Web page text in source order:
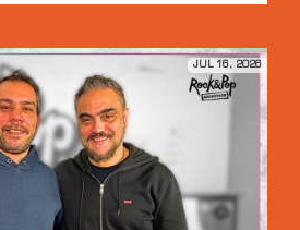
JUL 16, 2026